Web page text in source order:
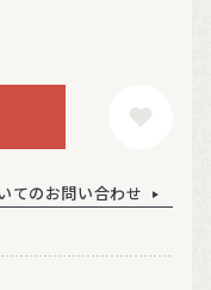
てのお問い合わせ